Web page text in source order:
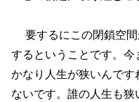
要するにこの閉鎖空間
するということです。今
かなり人生が狭いんで
ないです。誰の人生も